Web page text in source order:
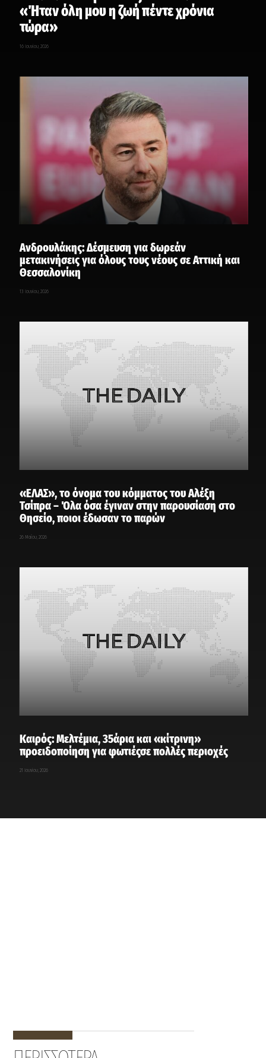
«Ήταν όλη μου η ζωή πέντε χρόνια
τώρα»
16 Ιουνίου, 2026
Ανδρουλάκης: Δέσμευση για δωρεάν
μετακινήσεις για όλους τους νέους σε Αττική και
Θεσσαλονίκη
13 Ιουνίου, 2026
«ΕΛΑΣ», το όνομα του κόμματος του Αλέξη
Τσίπρα – Όλα όσα έγιναν στην παρουσίαση στο
Θησείο, ποιοι έδωσαν το παρών
26 Μαΐου, 2026
Καιρός: Μελτέμια, 35άρια και «κίτρινη»
προειδοποίηση για φωτιέςσε πολλές περιοχές
21 Ιουνίου, 2026